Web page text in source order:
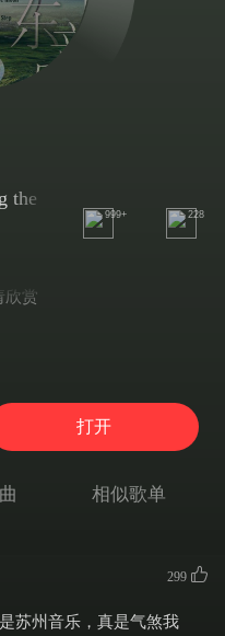
the
999+ 228
欣赏
打开
相似歌单
299
苏州音乐，真是气煞我